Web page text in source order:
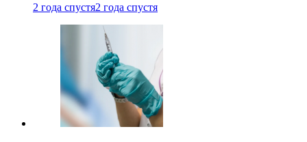
2 года спустя2 года спустя